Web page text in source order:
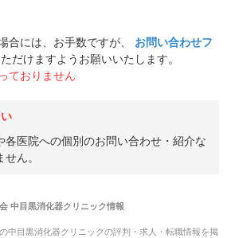
合には、お手数ですが、
お問い合わせフ
だけますようお願いいたします。
ておりません
各医院への個別のお問い合わせ・紹介な
ん。
中目黒消化器クリニック情報
中目黒消化器クリニックの評判・求人・転職情報を掲